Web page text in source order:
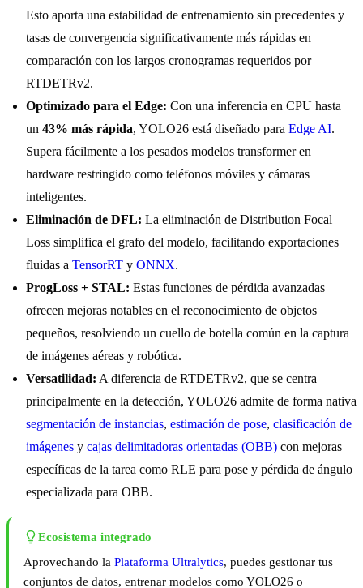
Esto aporta una estabilidad de entrenamiento sin precedentes y
tasas de convergencia significativamente más rápidas en
comparación con los largos cronogramas requeridos por
RTDETRv2.
Optimizado para el Edge: Con una inferencia en CPU hasta
un 43% más rápida, YOLO26 está diseñado para Edge AI.
Supera fácilmente a los pesados modelos transformer en
hardware restringido como teléfonos móviles y cámaras
inteligentes.
Eliminación de DFL: La eliminación de Distribution Focal
Loss simplifica el grafo del modelo, facilitando exportaciones
fluidas a TensorRT y ONNX.
ProgLoss + STAL: Estas funciones de pérdida avanzadas
ofrecen mejoras notables en el reconocimiento de objetos
pequeños, resolviendo un cuello de botella común en la captura
de imágenes aéreas y robótica.
Versatilidad: A diferencia de RTDETRv2, que se centra
principalmente en la detección, YOLO26 admite de forma nativa
segmentación de instancias, estimación de pose, clasificación de
imágenes y cajas delimitadoras orientadas (OBB) con mejoras
específicas de la tarea como RLE para pose y pérdida de ángulo
especializada para OBB.
Ecosistema integrado
Aprovechando la Plataforma Ultralytics, puedes gestionar tus
conjuntos de datos, entrenar modelos como YOLO26 o